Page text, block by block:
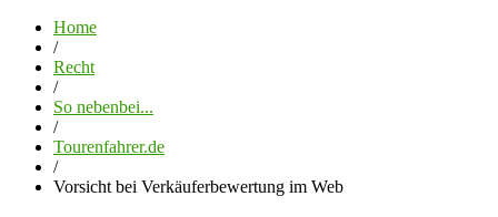
Home
/
Recht
/
So nebenbei...
/
Tourenfahrer.de
/
Vorsicht bei Verkäuferbewertung im Web